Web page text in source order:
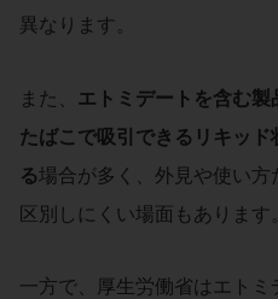
異なります。
また、 エトミデートを含む
たばこで吸引できるリキッ
る場合が多く、外見や使い方
区別しにくい場面もあります
一方で、厚生労働省はエトミ